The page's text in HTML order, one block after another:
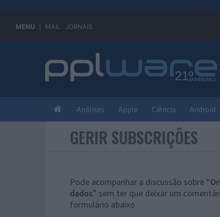
MENU MAIL JORNAIS
Análises Apple Ciência Android
GERIR SUBSCRIÇÕES
Pode acompanhar a discussão sobre “
dados” sem ter que deixar um
formulário abaixo.